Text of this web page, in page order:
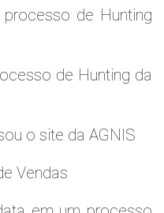
de Hunting
de Hunting da
o site da AGNIS
Vendas